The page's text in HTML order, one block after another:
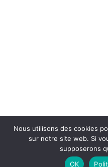
Nous utilisons des cookies
sur notre site web. Si
supposerons
OK